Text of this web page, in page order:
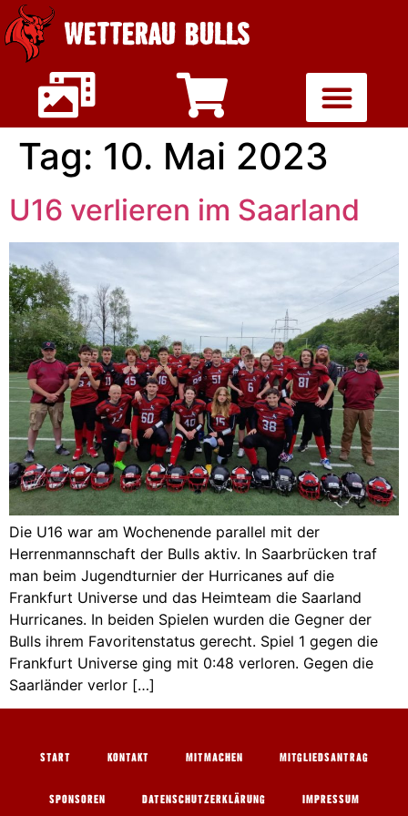
WETTERAU BULLS
Tag: 10. Mai 2023
U16 verlieren im Saarland
Die U16 war am Wochenende parallel mit der
Herrenmannschaft der Bulls aktiv. In Saarbrücken traf
man beim Jugendturnier der Hurricanes auf die
Frankfurt Universe und das Heimteam die Saarland
Hurricanes. In beiden Spielen wurden die Gegner der
Bulls ihrem Favoritenstatus gerecht. Spiel 1 gegen die
Frankfurt Universe ging mit 0:48 verloren. Gegen die
Saarländer verlor […]
START KONTAKT MITMACHEN MITGLIEDSANTRAG
SPONSOREN DATENSCHUTZERKLÄRUNG IMPRESSUM